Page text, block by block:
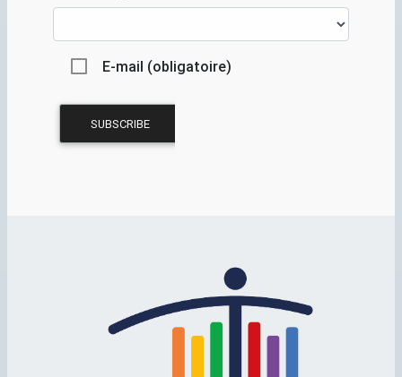
E-mail (obligatoire)